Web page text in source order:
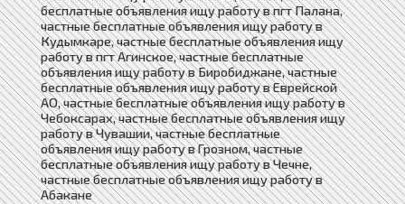
бесплатные объявления ищу работу в пгт Палана,
частные бесплатные объявления ищу работу в
Кудымкаре, частные бесплатные объявления ищу
работу в пгт Агинское, частные бесплатные
объявления ищу работу в Биробиджане, частные
бесплатные объявления ищу работу в Еврейской
АО, частные бесплатные объявления ищу работу в
Чебоксарах, частные бесплатные объявления ищу
работу в Чувашии, частные бесплатные
объявления ищу работу в Грозном, частные
бесплатные объявления ищу работу в Чечне,
частные бесплатные объявления ищу работу в
Абакане